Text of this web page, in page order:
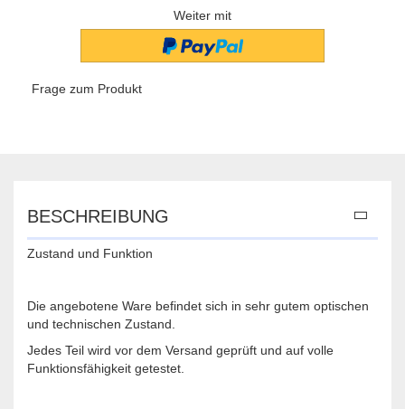
Weiter mit
Frage zum Produkt
BESCHREIBUNG
Zustand und Funktion
Die angebotene Ware befindet sich in sehr gutem optischen
und technischen Zustand.
Jedes Teil wird vor dem Versand geprüft und auf volle
Funktionsfähigkeit getestet.